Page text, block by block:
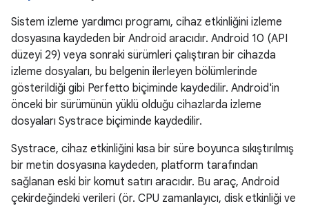
Sistem izleme yardımcı programı, cihaz etkinliğini izleme
dosyasına kaydeden bir Android aracıdır. Android 10 (API
düzeyi 29) veya sonraki sürümleri çalıştıran bir cihazda
izleme dosyaları, bu belgenin ilerleyen bölümlerinde
gösterildiği gibi Perfetto biçiminde kaydedilir. Android'in
önceki bir sürümünün yüklü olduğu cihazlarda izleme
dosyaları Systrace biçiminde kaydedilir.
Systrace, cihaz etkinliğini kısa bir süre boyunca sıkıştırılmış
bir metin dosyasına kaydeden, platform tarafından
sağlanan eski bir komut satırı aracıdır. Bu araç, Android
çekirdeğindeki verileri (ör. CPU zamanlayıcı, disk etkinliği ve